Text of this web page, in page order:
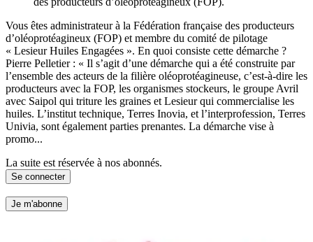
Vous êtes administrateur à la Fédération française des producteurs
d’oléoprotéagineux (FOP) et membre du comité de pilotage
« Lesieur Huiles Engagées ». En quoi consiste cette démarche ?
Pierre Pelletier : « Il s’agit d’une démarche qui a été construite par
l’ensemble des acteurs de la filière oléoprotéagineuse, c’est-à-dire les
producteurs avec la FOP, les organismes stockeurs, le groupe Avril
avec Saipol qui triture les graines et Lesieur qui commercialise les
huiles. L’institut technique, Terres Inovia, et l’interprofession, Terres
Univia, sont également parties prenantes. La démarche vise à
promo...
La suite est réservée à nos abonnés.
Se connecter
Je m'abonne